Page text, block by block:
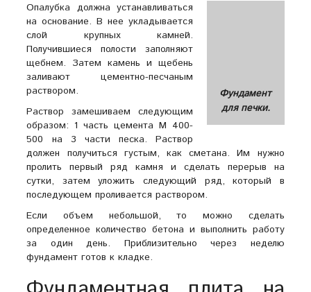
Фундамент
для печки.
Опалубка должна устанавливаться
на основание. В нее укладывается
слой крупных камней.
Получившиеся полости заполняют
щебнем. Затем камень и щебень
заливают цементно-песчаным
раствором.
Раствор замешиваем следующим
образом: 1 часть цемента М 400-
500 на 3 части песка. Раствор
должен получиться густым, как сметана. Им нужно
пролить первый ряд камня и сделать перерыв на
сутки, затем уложить следующий ряд, который в
последующем проливается раствором.
Если объем небольшой, то можно сделать
определенное количество бетона и выполнить работу
за один день. Приблизительно через неделю
фундамент готов к кладке.